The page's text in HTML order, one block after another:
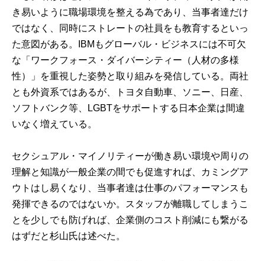
き易いように職場環境を整える為であり、当事者達だけ
ではなく、同時にストレートの社員をも教育するといっ
た意図がある。IBMもグローバル・ビジネスには不可欠
な「ワークフォース・ダイバーシティー（人材の多様
性）」を重視した姿勢と取り組みを発信している。両社
とも外資系ではあるが、トヨタ自動車、ソニー、日産、
ソフトバンク等、LGBTをサポートする日本企業は間違
いなく増えている。
セクシュアル・マイノリティーが働き易い環境や周りの
理解と知識が一般企業の間でも促進すれば、カミングア
ウトはし易くなり、当事者達は仕事のパフォーマンスも
発揮できるのではないか。スタッフが離職してしまうこ
とを少しでも防げれば、企業側のコスト削減にも繋がる
はずだと杉山氏は述べた。